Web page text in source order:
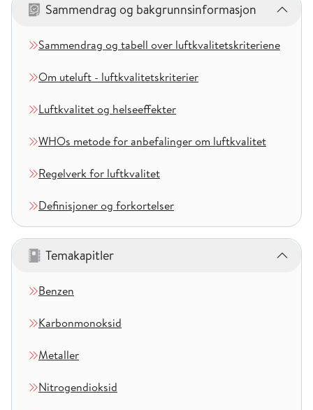
Sammendrag og bakgrunnsinformasjon
– 6 kapitler
Sammendrag og tabell over luftkvalitetskriteriene
Om uteluft - luftkvalitetskriterier
Luftkvalitet og helseeffekter
WHOs metode for anbefalinger om luftkvalitet
Regelverk for luftkvalitet
Definisjoner og forkortelser
Temakapitler
– 8 kapitler
Benzen
Karbonmonoksid
Metaller
Nitrogendioksid